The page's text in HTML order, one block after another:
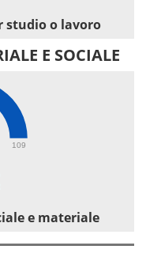
studio o lavoro
E SOCIALE
109
e materiale